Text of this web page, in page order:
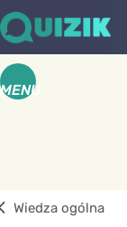
MENU
Wiedza ogólna